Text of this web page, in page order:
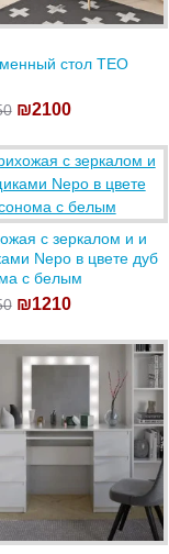
стол TEO
₪2100
с зеркалом и и
Nepo в цвете дуб
с белым
₪1210